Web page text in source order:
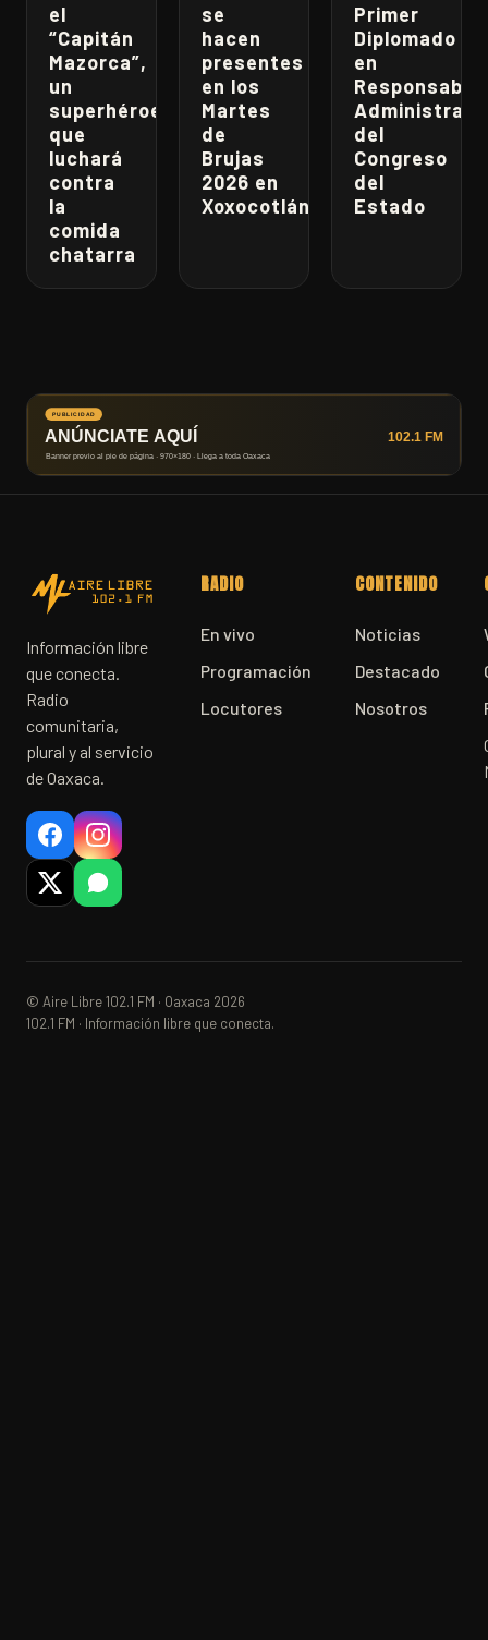
el
“Capitán
Mazorca”,
un
superhéroe
que
luchará
contra
la
comida
chatarra
se
hacen
presentes
en los
Martes
de
Brujas
2026 en
Xoxocotlán
Primer
Diplomado
en
del
Congreso
del
Estado
Información libre
que conecta.
Radio
comunitaria,
plural y al servicio
de Oaxaca.
RADIO
En vivo
Programación
Locutores
CONTENIDO
Noticias
Destacado
Nosotros
© Aire Libre 102.1 FM · Oaxaca 2026
102.1 FM · Información libre que conecta.